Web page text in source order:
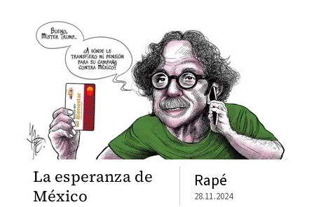
La esperanza de
México
Rapé
28.11.2024